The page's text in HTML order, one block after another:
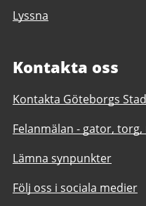
Lyssna
Kontakta oss
Kontakta Göteborgs Stad
Felanmälan - gator,
Lämna synpunkter
Följ oss i sociala medier